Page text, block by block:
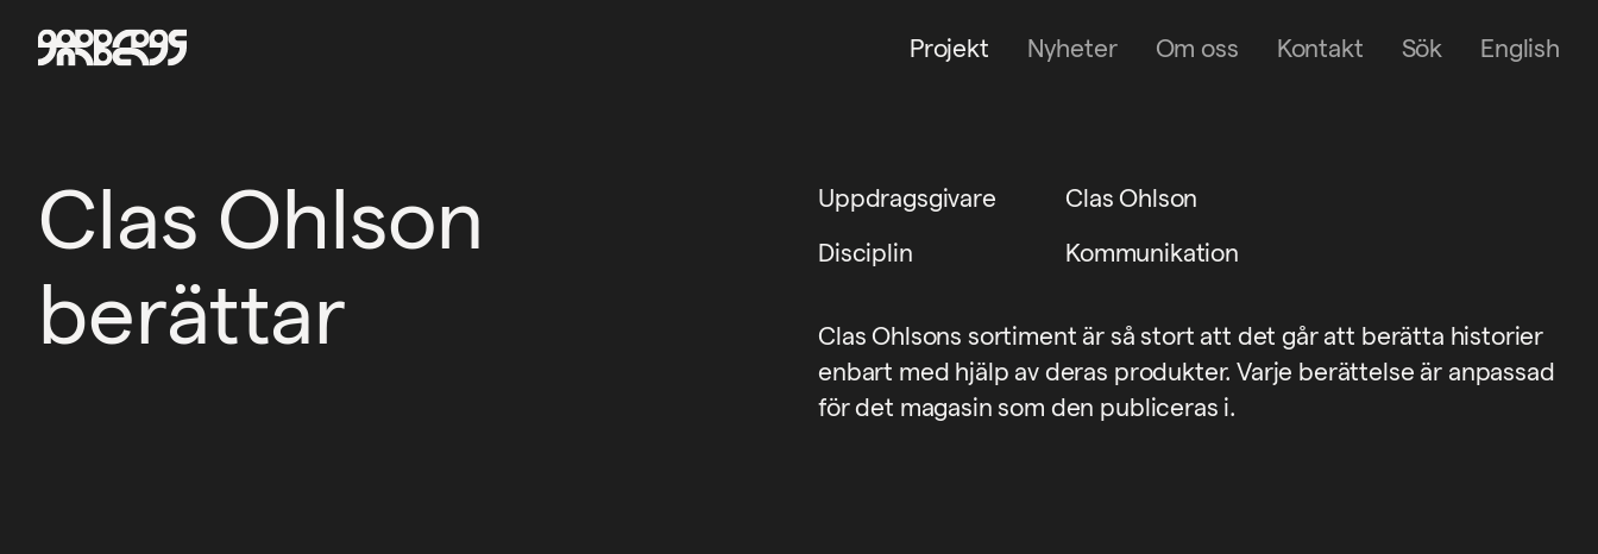
Projekt Nyheter Om oss Kontakt Sök English
Clas Ohlson
berättar
Uppdragsgivare
Clas Ohlson
Disciplin
Kommunikation
Clas Ohlsons sortiment är så stort att det går att berätta historier
enbart med hjälp av deras produkter. Varje berättelse är anpassad
för det magasin som den publiceras i.